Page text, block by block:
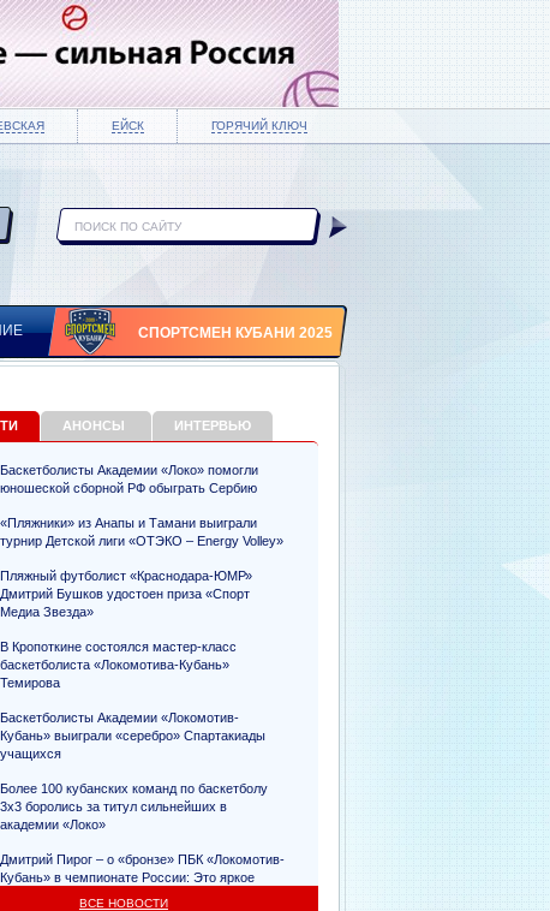
ЕЙСК ГОРЯЧИЙ КЛЮЧ
СПОРТСМЕН КУБАНИ 2025
АНОНСЫ ИНТЕРВЬЮ
Баскетболисты Академии «Локо» помогли
юношеской сборной РФ обыграть Сербию
«Пляжники» из Анапы и Тамани выиграли
турнир Детской лиги «ОТЭКО – Energy Volley»
Пляжный футболист «Краснодара-ЮМР»
Дмитрий Бушков удостоен приза «Спорт
Медиа Звезда»
В Кропоткине состоялся мастер-класс
баскетболиста «Локомотива-Кубань»
Темирова
Баскетболисты Академии «Локомотив-
Кубань» выиграли «серебро» Спартакиады
учащихся
Более 100 кубанских команд по баскетболу
3х3 боролись за титул сильнейших в
академии «Локо»
Дмитрий Пирог – о «бронзе» ПБК «Локомотив-
Кубань» в чемпионате России: Это яркое
ВСЕ НОВОСТИ